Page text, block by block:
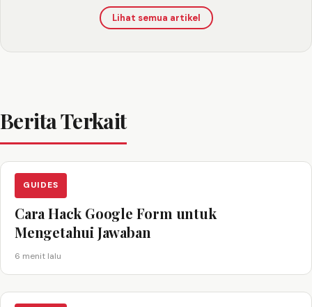
Lihat semua artikel
Berita Terkait
GUIDES
Cara Hack Google Form untuk
Mengetahui Jawaban
6 menit lalu